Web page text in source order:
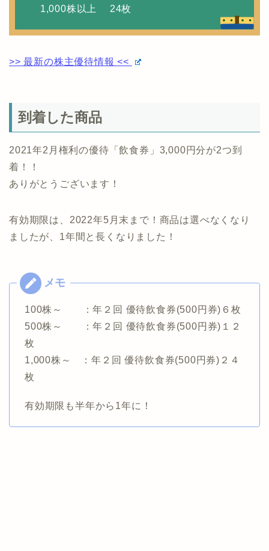
1,000株以上 24枚
>> 最新の株主優待情報 <<
到着した商品
2021年2月権利の優待「飲食券」3,000円分が2つ到
着！！
ありがとうございます！
有効期限は、2022年5月末まで！商品は選べなくなり
ましたが、1年間と長くなりました！
100株～ ：年２回 優待飲食券(500円券)６枚
500株～ ：年２回 優待飲食券(500円券)１２
枚
1,000株～ ：年２回 優待飲食券(500円券)２４
枚
有効期限も半年から1年に！